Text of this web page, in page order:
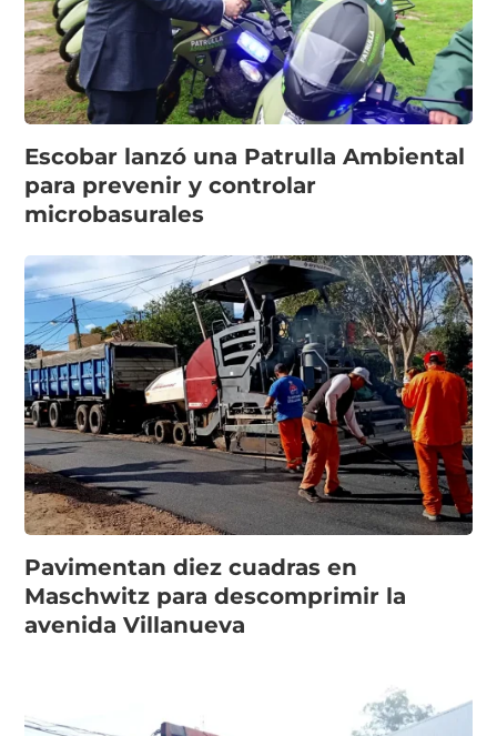
Escobar lanzó una Patrulla Ambiental
para prevenir y controlar
microbasurales
Pavimentan diez cuadras en
Maschwitz para descomprimir la
avenida Villanueva